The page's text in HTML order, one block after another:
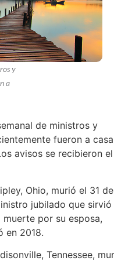
y
a
de ministros y
fueron a casa
avisos se recibieron
Ohio, murió el 31 de
jubilado que sirvió
muerte por su esposa,
en 2018.
Tennessee,